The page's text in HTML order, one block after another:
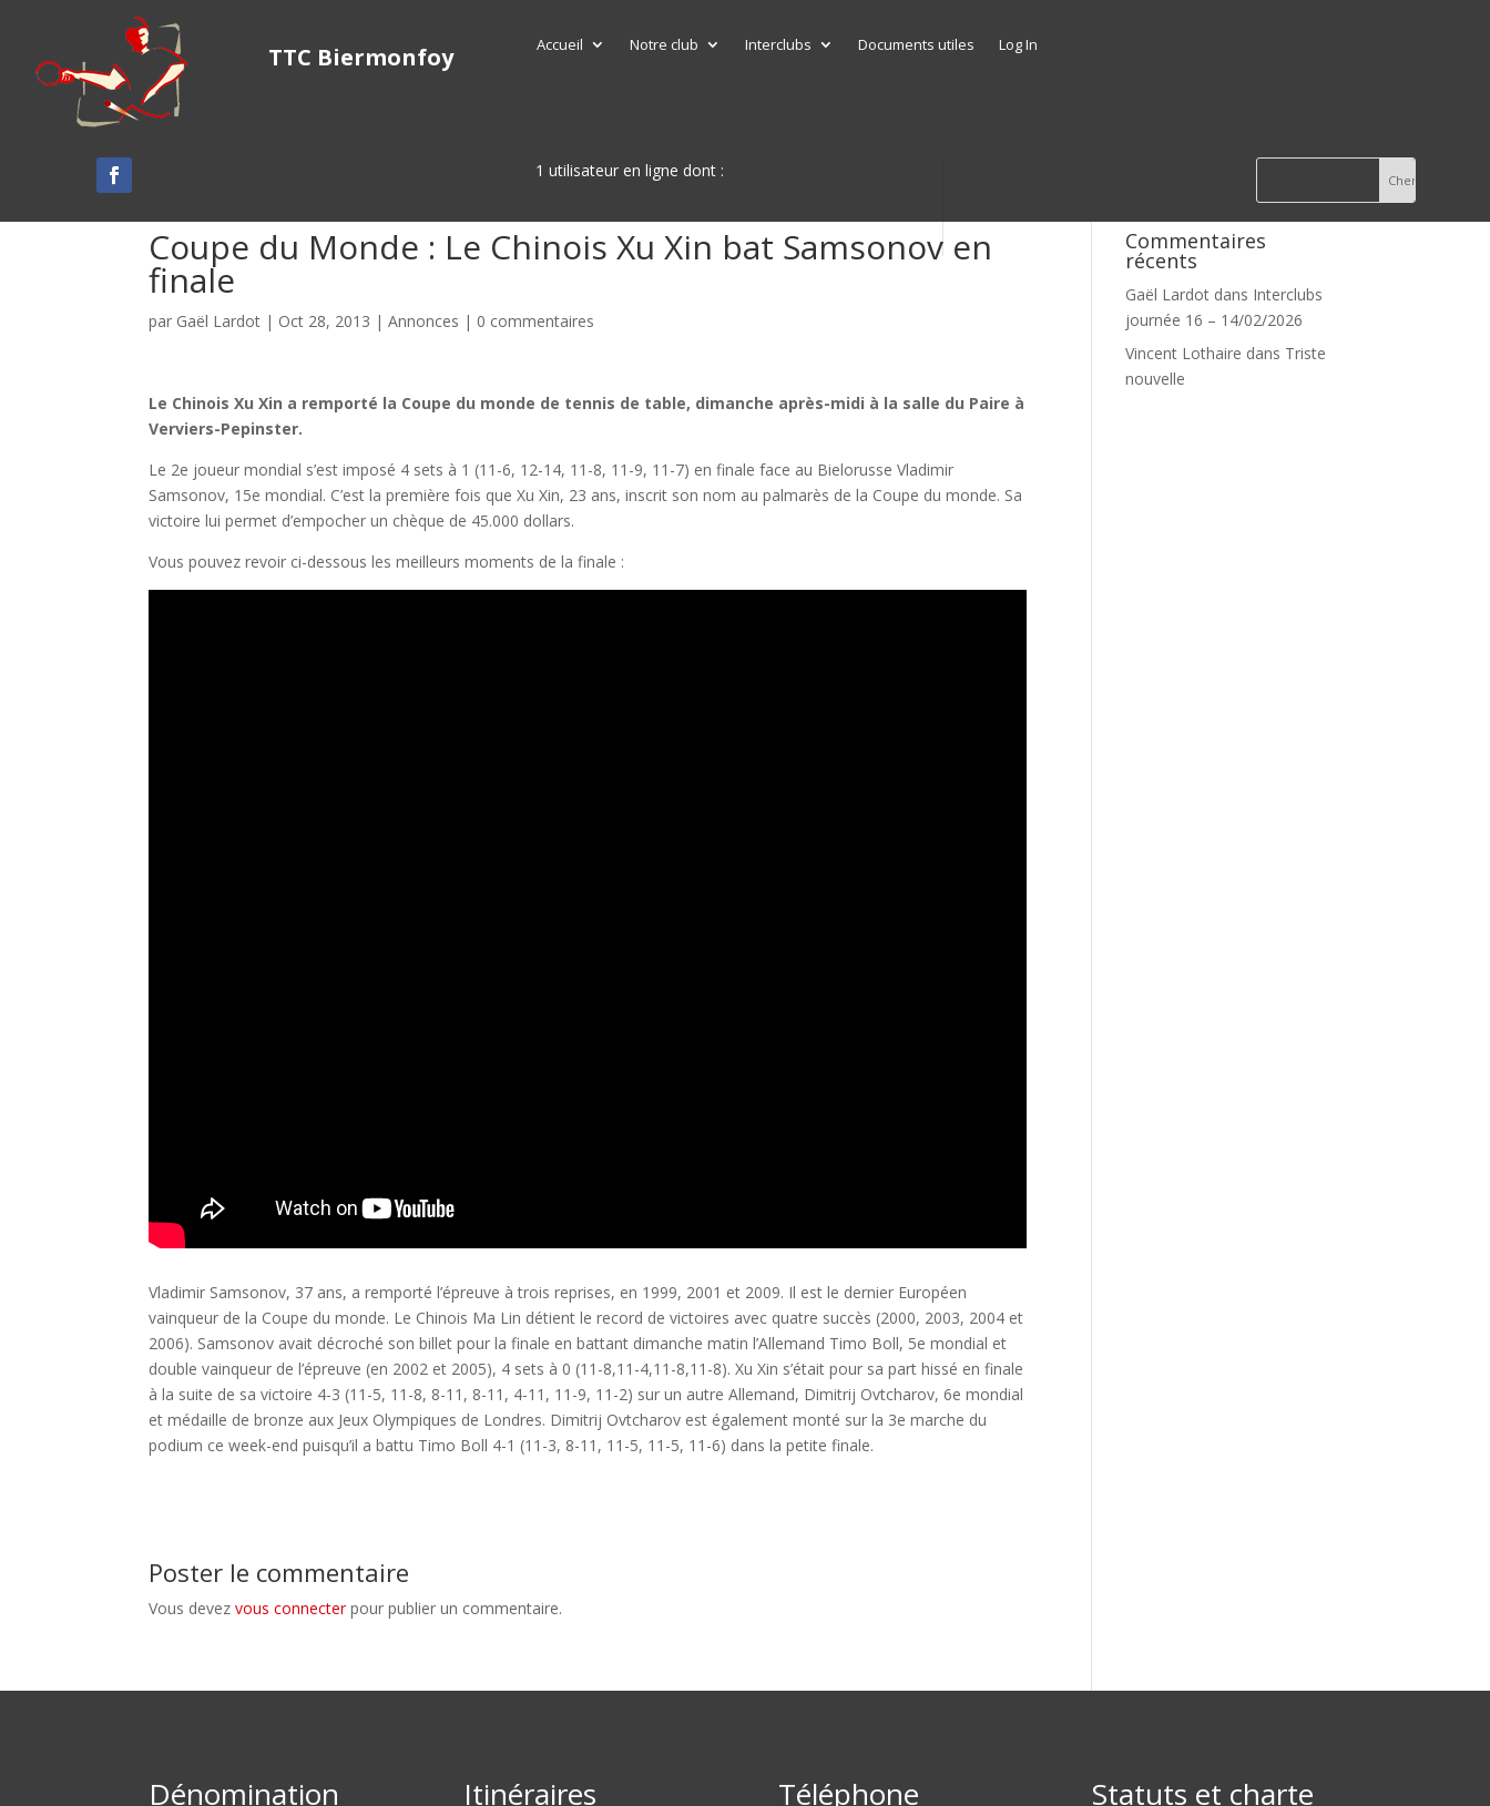
TTC Biermonfoy Accueil Notre club Interclubs Documents utiles Log In
1 utilisateur en ligne dont :
Coupe du Monde : Le Chinois Xu Xin bat Samsonov en
finale
par Gaël Lardot | Oct 28, 2013 |Annonces | 0 commentaires
Le Chinois Xu Xin a remporté la Coupe du monde de tennis de table, dimanche après-midi à la salle du Paire à
Verviers-Pepinster.
Le 2e joueur mondial s’est imposé 4 sets à 1 (11-6, 12-14, 11-8, 11-9, 11-7) en finale face au Bielorusse Vladimir
Samsonov, 15e mondial. C’est la première fois que Xu Xin, 23 ans, inscrit son nom au palmarès de la Coupe du monde. Sa
victoire lui permet d’empocher un chèque de 45.000 dollars.
Vous pouvez revoir ci-dessous les meilleurs moments de la finale :
Vladimir Samsonov, 37 ans, a remporté l’épreuve à trois reprises, en 1999, 2001 et 2009. Il est le dernier Européen
vainqueur de la Coupe du monde. Le Chinois Ma Lin détient le record de victoires avec quatre succès (2000, 2003, 2004 et
2006). Samsonov avait décroché son billet pour la finale en battant dimanche matin l’Allemand Timo Boll, 5e mondial et
double vainqueur de l’épreuve (en 2002 et 2005), 4 sets à 0 (11-8,11-4,11-8,11-8). Xu Xin s’était pour sa part hissé en finale
à la suite de sa victoire 4-3 (11-5, 11-8, 8-11, 8-11, 4-11, 11-9, 11-2) sur un autre Allemand, Dimitrij Ovtcharov, 6e mondial
et médaille de bronze aux Jeux Olympiques de Londres. Dimitrij Ovtcharov est également monté sur la 3e marche du
podium ce week-end puisqu’il a battu Timo Boll 4-1 (11-3, 8-11, 11-5, 11-5, 11-6) dans la petite finale.
Poster le commentaire
Vous devezvous connecterpour publier un commentaire.
Commentaires
récents
Gaël Lardot dans Interclubs
journée 16 – 14/02/2026
Vincent Lothaire dans Triste
nouvelle
Dénomination Itinéraires Téléphone Statuts et charte